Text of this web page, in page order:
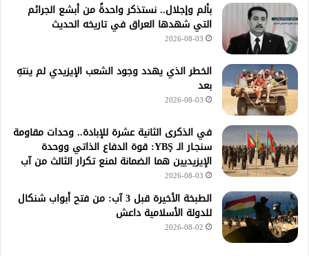
بألم وإجلال.. نستذكر واحدةً من أبشع الجرائم
التي شهدها العراق في تاريخه الحديث
2026-08-03
الخطر الذي يهدد وجود الشعب الإيزيدي لم ينتهِ
بعد
2026-08-03
في الذكرى الثانية عشرة للإبادة.. وحدات مقاومة
سنجـار الـ YBŞ: قوة الدفاع الذاتي ووحدة
الإيزيديين هما الضمانة لمنع تكرار الثالث من آب
2026-08-03
الطبخة الأخيرة قبل 3 آب: من فتح أبواب شنكال
للدولة الأسلامية داعش
2026-08-02